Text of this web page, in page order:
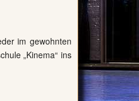
im gewohnten
„Kinema“ ins